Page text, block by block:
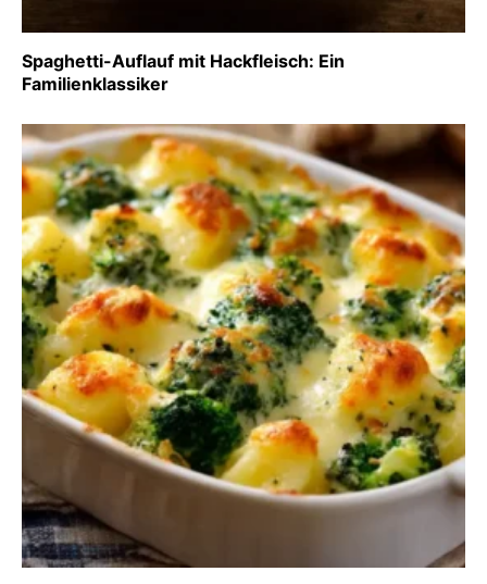
Spaghetti-Auflauf mit Hackfleisch: Ein
Familienklassiker